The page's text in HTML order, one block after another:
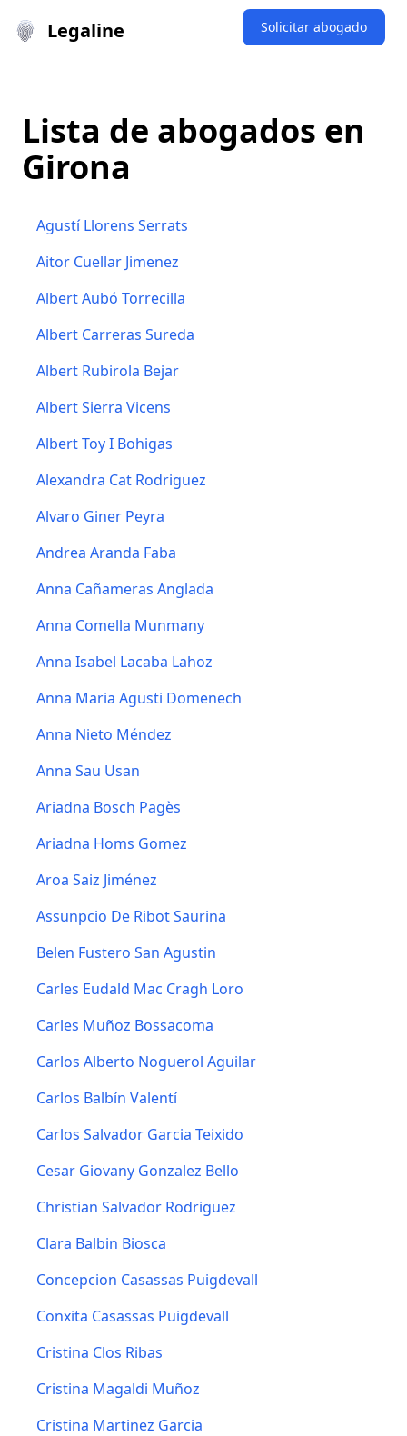
Legaline Solicitar abogado
Lista de abogados en
Girona
Agustí Llorens Serrats
Aitor Cuellar Jimenez
Albert Aubó Torrecilla
Albert Carreras Sureda
Albert Rubirola Bejar
Albert Sierra Vicens
Albert Toy I Bohigas
Alexandra Cat Rodriguez
Alvaro Giner Peyra
Andrea Aranda Faba
Anna Cañameras Anglada
Anna Comella Munmany
Anna Isabel Lacaba Lahoz
Anna Maria Agusti Domenech
Anna Nieto Méndez
Anna Sau Usan
Ariadna Bosch Pagès
Ariadna Homs Gomez
Aroa Saiz Jiménez
Assunpcio De Ribot Saurina
Belen Fustero San Agustin
Carles Eudald Mac Cragh Loro
Carles Muñoz Bossacoma
Carlos Alberto Noguerol Aguilar
Carlos Balbín Valentí
Carlos Salvador Garcia Teixido
Cesar Giovany Gonzalez Bello
Christian Salvador Rodriguez
Clara Balbin Biosca
Concepcion Casassas Puigdevall
Conxita Casassas Puigdevall
Cristina Clos Ribas
Cristina Magaldi Muñoz
Cristina Martinez Garcia